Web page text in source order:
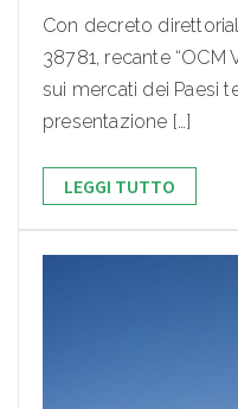
Con decreto
38781, recante
sui mercati dei Paesi
presentazione […]
LEGGI TUTTO